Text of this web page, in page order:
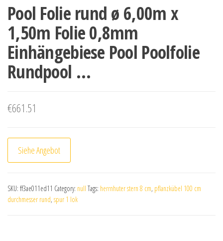
Pool Folie rund ø 6,00m x
1,50m Folie 0,8mm
Einhängebiese Pool Poolfolie
Rundpool …
€661.51
Siehe Angebot
SKU: ff3ae011ed11 Category: null Tags: herrnhuter stern 8 cm, pflanzkübel 100 cm
durchmesser rund, spur 1 lok